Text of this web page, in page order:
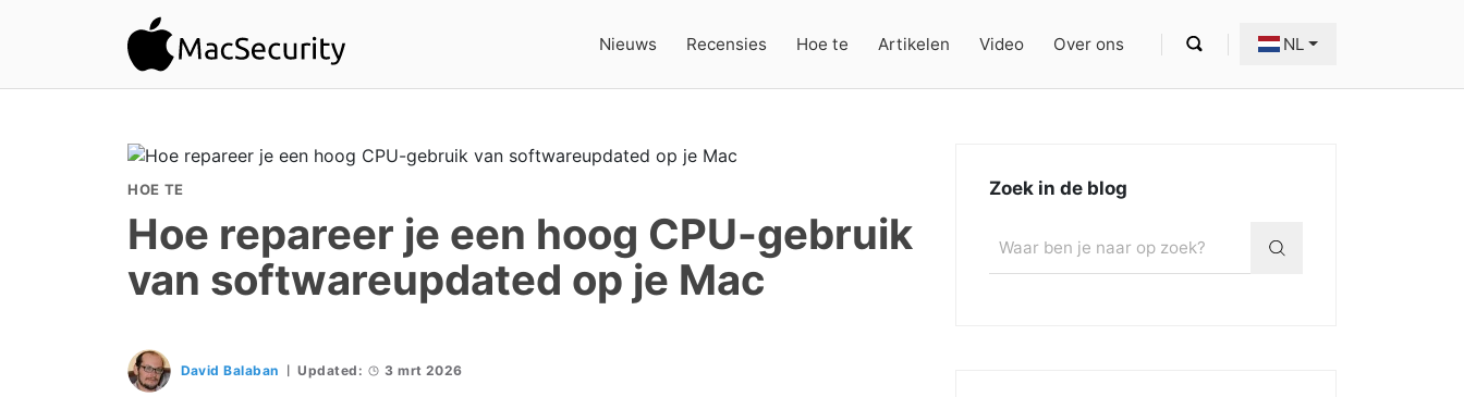
Nieuws Recensies Hoe te Artikelen Video Over ons NL
HOE TE
Hoe repareer je een hoog CPU-gebruik
van softwareupdated op je Mac
David Balaban Updated: 3 mrt 2026
Zoek in de blog